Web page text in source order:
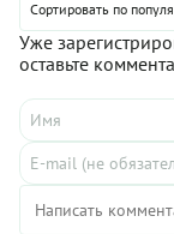
Сортировать по
Уже
оставьте